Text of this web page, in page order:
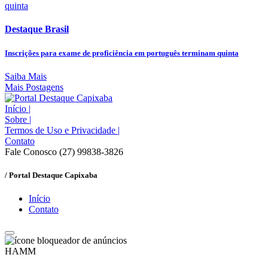
Destaque Brasil
Inscrições para exame de proficiência em português terminam quinta
Saiba Mais
Mais Postagens
Início |
Sobre |
Termos de Uso e Privacidade |
Contato
Fale Conosco (27) 99838-3826
/ Portal Destaque Capixaba
Início
Contato
HAMM